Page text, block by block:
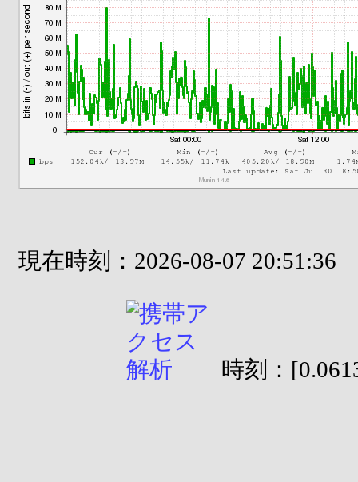
現在時刻：2026-08-07 20:51:36
時刻：